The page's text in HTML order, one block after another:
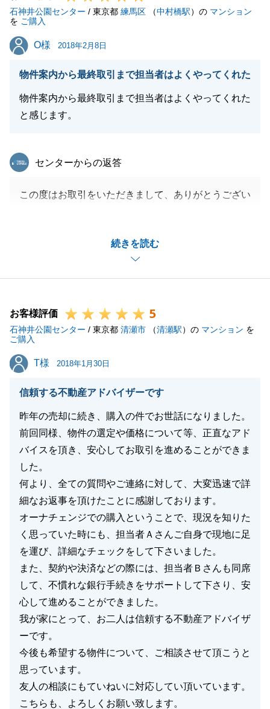
閉じる
石神井公園センター / 東京都 練馬区 （中村橋駅）の マンション
を ご購入
O様
O様 2018年2月8日
物件案内から最終取引まで担当者はよくやってくれた
物件案内から最終取引まで担当者はよくやってくれた
と感じます。
続きを読む
東急リバブル
センターからの返答
この度はお取引をいただきまして、ありがとうござい
ますが、ご条件に合ういい物件を見つけることができ
て、大変うれしく思います。
私自身今回のお取引の中で勉強になる点が多々ござい
また何かお手伝いできることがあれば、是非お声かけ
いただければ幸いです。
今後ともどうぞよろしくお願いいたします。
閉じる
お客様評価 5
石神井公園センター / 東京都 清瀬市 （清瀬駅）の マンション を
ご購入
T様
T様 2018年1月30日
信頼する不動産アドバイザーです
昨年の売却に続き、購入の件でお世話になりました。
前回同様、物件の選定や価格について等、正直なアド
バイスを頂き、安心してお取引を進めることができま
した。
何より、全ての質問やご連絡に対して、大変迅速で詳
細なお返事を頂けたことに感謝しております。
オーナチェンジでの購入ということで、現況を知りた
く思っていた時にも、担当者Ａさんご自身で現地に足
を運び、詳細なチェックをして下さいました。
また、契約や決済などの際には、担当者Ｂさんも同席
して、不慣れな銀行手続きをサポートして下さり、安
心して進めることができました。
我が家にとって、お二人は信頼する不動産アドバイザ
ーです。
今後も希望する物件について、ご相談させて頂こうと
思っています。
友人の相談にもていねいに対応してい頂いています。
こちらも、よろしくお願い致します。